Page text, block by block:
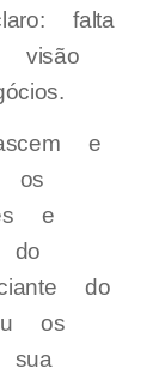
falta
visão
e
os
e
do
do
os